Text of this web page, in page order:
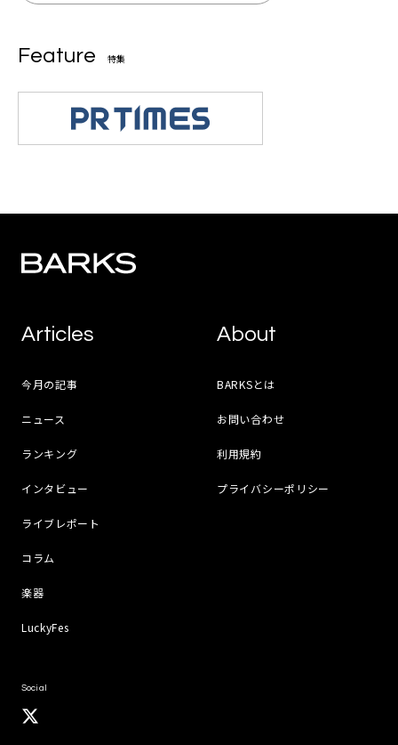
Feature 特集
Articles
今月の記事
ニュース
ランキング
インタビュー
ライブレポート
コラム
楽器
LuckyFes
About
BARKSとは
お問い合わせ
利用規約
プライバシーポリシー
Social